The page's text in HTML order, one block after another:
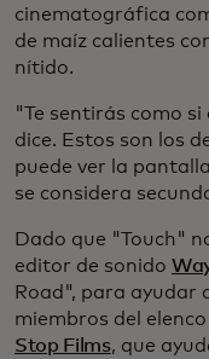
cinematográfica
de maíz calientes
nítido.
"Te sentirás como
dice. Estos son los
puede ver la
se considera
Dado que "Touch"
editor de sonido
Road", para ayudar
miembros del
Stop Films, que